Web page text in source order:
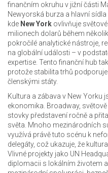
finančním okruhu v jižní části
Newyorská burza a hlavní
kde New York ovlivňuje
milionech dolarů během
pokročilé analytické nástroje,
na globální události – v
expertise. Tento finanční hub
protože stabilita trhů
členskými státy.
Kultura a zábava v New Yorku
ekonomika. Broadway,
stovky představení ročně a
světa . Mnoho mezinárodních
využívá právě tuto scénu k
delegáty, což ukazuje, že
Vlivné projekty jako UN
diplomacii s lokálním životem